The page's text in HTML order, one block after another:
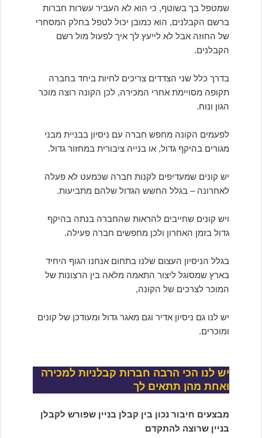
שמטפל בך בשוטף, כי הוא לא העביר עשרות חברות
ברשם הקבלנים, הוא כמובן יכול לטפל בחלק המסחרי
של החוזה אבל לא לייעץ לך איך לפעול מול רשם
הקבלנים.
בדרך כלל שני הצדדים צריכים לחיות ביחד בחברה
תקופה מסויימת אחרי המכירה, לכן הקונה רוצה מוכר
הגון ונוח.
לפעמים הקונה מחפש חברה עם ניסיון בבניית מבני
מגורים בהיקף גדול, או בנייה ציבורית במחזור גדול.
יש קונים שמעדיפים לקנות חברה שכמעט לא פעלה
לאחרונה – בגלל החשש הגדול שלהם מתביעות.
ויש קונים שחייבים להראות שהחברה בנתה בהיקף
גדול בזמן האחרון ולכן מחפשים חברה פעילה.
בגלל הניסיון העצום שלנו בתחום אנחנו הגוף היחיד
בארץ שמסוגל ליצור התאמה מלאה בין הרצונות של
המוכר לצרכים של הקונה,
יש לנו גם ניסיון אדיר וגם מאגר גדול ומעודכן של קונים
ומוכרים.
יש לנו הכי הרבה חברות קבלניות למכירה
ואחת מהן תתאים לך
מבצעים חיבור נכון בין קבלן בניין שפורש לקבלן
בניין שרוצה להתקדם